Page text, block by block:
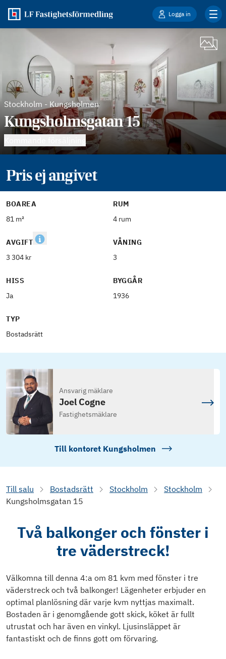
Logga in
Stockholm - Kungsholmen
Kungsholmsgatan 15
Pris ej angivet
BOAREA
81 m²
RUM
4 rum
AVGIFT
3 304 kr
VÅNING
3
HISS
Ja
BYGGÅR
1936
TYP
Bostadsrätt
Ansvarig mäklare
Joel Cogne
Fastighetsmäklare
Till kontoret Kungsholmen
Till salu Bostadsrätt Stockholm
Stockholm
Kungsholmsgatan 15
Två balkonger och fönster i
tre väderstreck!
Välkomna till denna 4:a om 81 kvm med fönster i tre
väderstreck och två balkonger! Lägenheter erbjuder en
optimal planlösning där varje kvm nyttjas maximalt.
Bostaden är i genomgående gott skick, köket är fullt
utrustat och har även en vinkyl. Ljusinsläppet är
fantastiskt och de finns gott om förvaring.